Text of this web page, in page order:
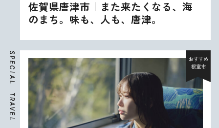
佐賀県唐津市｜また来たくなる、海
のまち。味も、人も、唐津。
S
P
E
C
I
A
L
T
R
A
V
E
L
おすすめ
根室市